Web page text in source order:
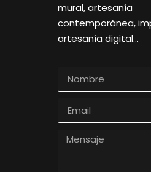
mural, artesanía
contemporánea,
artesanía digital…